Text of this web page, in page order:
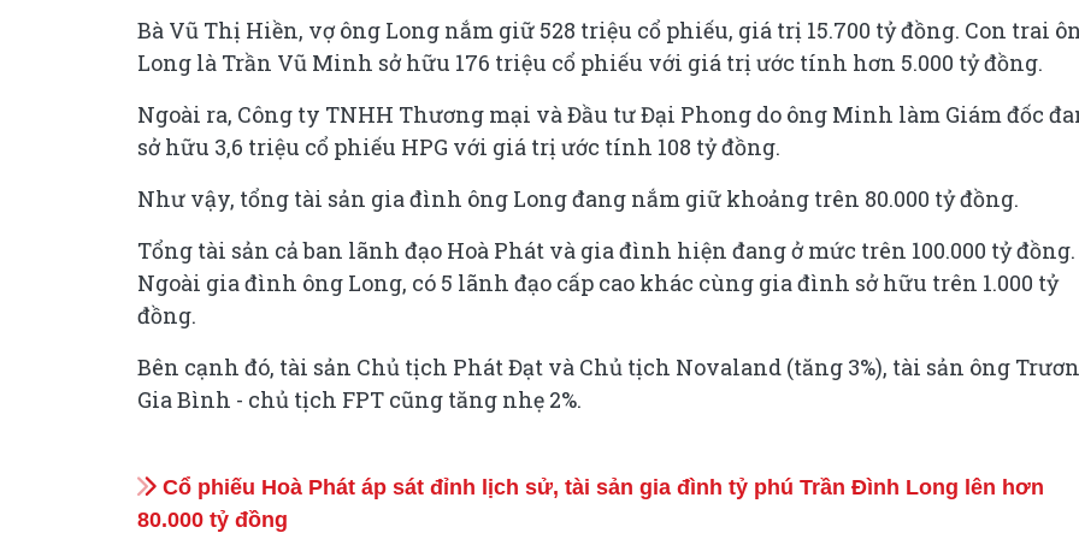
Bà Vũ Thị Hiền, vợ ông Long nắm giữ 528 triệu cổ phiếu, giá trị 15.700 tỷ đồng. Con trai
Long là Trần Vũ Minh sở hữu 176 triệu cổ phiếu với giá trị ước tính hơn 5.000 tỷ đồng.
Ngoài ra, Công ty TNHH Thương mại và Đầu tư Đại Phong do ông Minh làm Giám đốc
sở hữu 3,6 triệu cổ phiếu HPG với giá trị ước tính 108 tỷ đồng.
Như vậy, tổng tài sản gia đình ông Long đang nắm giữ khoảng trên 80.000 tỷ đồng.
Tổng tài sản cả ban lãnh đạo Hoà Phát và gia đình hiện đang ở mức trên 100.000 tỷ đồng.
Ngoài gia đình ông Long, có 5 lãnh đạo cấp cao khác cùng gia đình sở hữu trên 1.000 tỷ
đồng.
Bên cạnh đó, tài sản Chủ tịch Phát Đạt và Chủ tịch Novaland (tăng 3%), tài sản ông
Gia Bình - chủ tịch FPT cũng tăng nhẹ 2%.
Cổ phiếu Hoà Phát áp sát đỉnh lịch sử, tài sản gia đình tỷ phú Trần Đình Long lên hơn
80.000 tỷ đồng